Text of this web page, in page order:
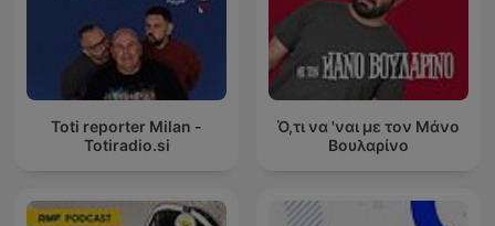
Toti reporter Milan -
Totiradio.si
Ό,τι να 'ναι με τον Μάνο
Βουλαρίνο